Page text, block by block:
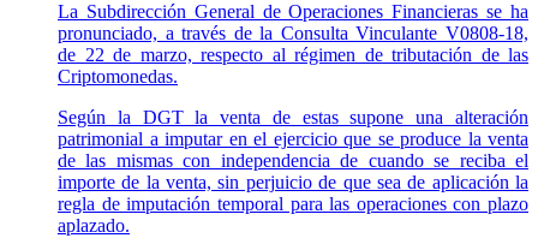
La Subdirección General de Operaciones Financieras se ha
pronunciado, a través de la Consulta Vinculante V0808-18,
de 22 de marzo, respecto al régimen de tributación de las
Criptomonedas.
Según la DGT la venta de estas supone una alteración
patrimonial a imputar en el ejercicio que se produce la venta
de las mismas con independencia de cuando se reciba el
importe de la venta, sin perjuicio de que sea de aplicación la
regla de imputación temporal para las operaciones con plazo
aplazado.